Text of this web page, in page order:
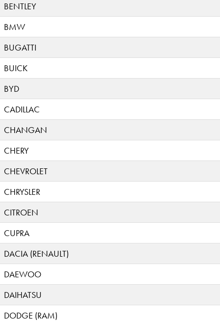
BENTLEY
BMW
BUGATTI
BUICK
BYD
CADILLAC
CHANGAN
CHERY
CHEVROLET
CHRYSLER
CITROEN
CUPRA
DACIA (RENAULT)
DAEWOO
DAIHATSU
DODGE (RAM)